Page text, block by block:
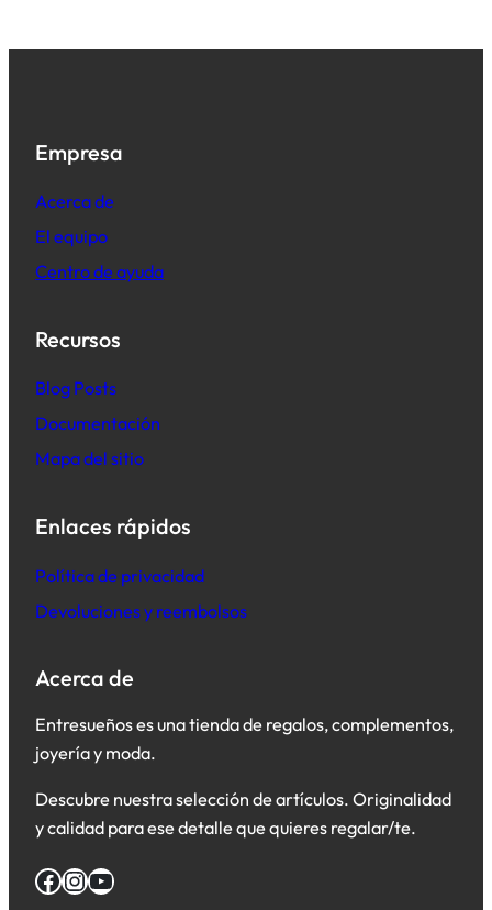
Empresa
Acerca de
El equipo
Centro de ayuda
Recursos
Blog Posts
Documentación
Mapa del sitio
Enlaces rápidos
Política de privacidad
Devoluciones y reembolsos
Acerca de
Entresueños es una tienda de regalos, complementos,
joyería y moda.
Descubre nuestra selección de artículos. Originalidad
y calidad para ese detalle que quieres regalar/te.
Facebook InstagramYouTube